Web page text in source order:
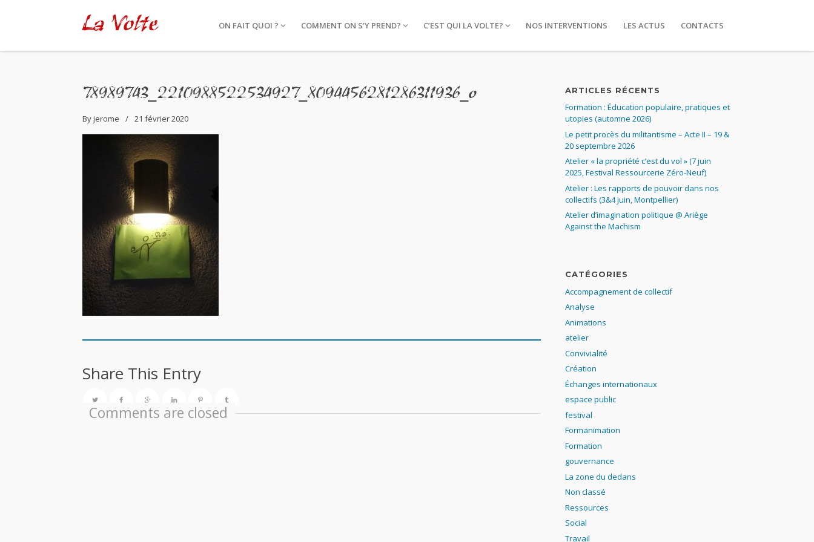
La Volte ON FAIT QUOI ? COMMENT ON S’Y PREND? C’EST QUI LA VOLTE? NOS INTERVENTIONS LES ACTUS CONTACTS
78989743_2210988522534927_8094456281286311936_o
Byjerome 21 février 2020
Share This Entry
Comments are closed
ARTICLES RÉCENTS
Formation : Éducation populaire, pratiques et
utopies (automne 2026)
Le petit procès du militantisme – Acte II – 19 &
20 septembre 2026
Atelier « la propriété c’est du vol » (7 juin
2025, Festival Ressourcerie Zéro-Neuf)
Atelier : Les rapports de pouvoir dans nos
collectifs (3&4 juin, Montpellier)
Atelier d’imagination politique @ Ariège
Against the Machism
CATÉGORIES
Accompagnement de collectif
Analyse
Animations
atelier
Convivialité
Création
Échanges internationaux
espace public
festival
Formanimation
Formation
gouvernance
La zone du dedans
Non classé
Ressources
Social
Travail